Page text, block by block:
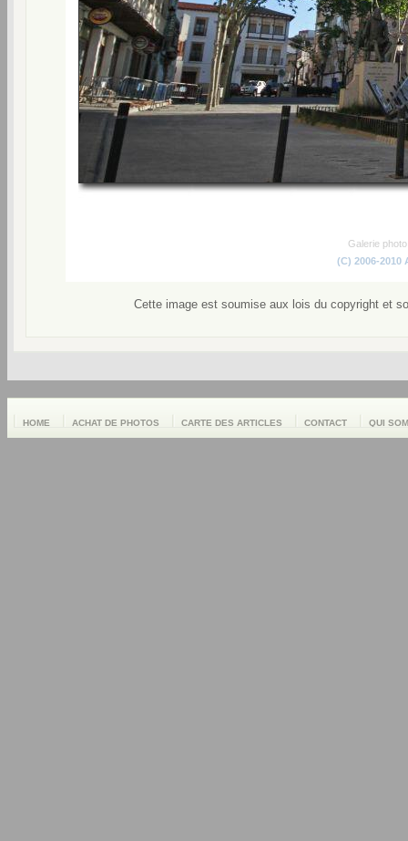
Galerie
(C) 2006-2010
Cette image est soumise aux lois du copyright et
HOME ACHAT DE PHOTOS CARTE DES ARTICLES CONTACT QUI